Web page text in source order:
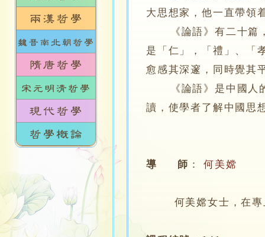
大思想家，他一直帶領
《論語》有二十篇，
是「仁」，「禮」、「
愈感其深邃，同時覺其
《論語》是中國人的
讀，使學者了解中國思
導 師 ： 何美嫦
何美嫦女士，在專上